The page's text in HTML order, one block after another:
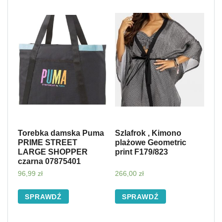
Torebka damska Puma
PRIME STREET
LARGE SHOPPER
czarna 07875401
96,99 zł
SPRAWDŹ
Szlafrok , Kimono
plażowe Geometric
print F179/823
266,00 zł
SPRAWDŹ